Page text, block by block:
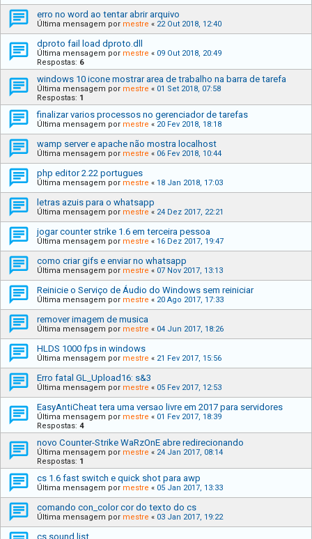
erro no word ao tentar abrir arquivo
Última mensagem por mestre « 22 Out 2018, 12:40
dproto fail load dproto.dll
Última mensagem por mestre « 09 Out 2018, 20:49
Respostas: 6
windows 10 icone mostrar area de trabalho na barra de tarefa
Última mensagem por mestre « 01 Set 2018, 07:58
Respostas: 1
finalizar varios processos no gerenciador de tarefas
Última mensagem por mestre « 20 Fev 2018, 18:18
wamp server e apache não mostra localhost
Última mensagem por mestre « 06 Fev 2018, 10:44
php editor 2.22 portugues
Última mensagem por mestre « 18 Jan 2018, 17:03
letras azuis para o whatsapp
Última mensagem por mestre « 24 Dez 2017, 22:21
jogar counter strike 1.6 em terceira pessoa
Última mensagem por mestre « 16 Dez 2017, 19:47
como criar gifs e enviar no whatsapp
Última mensagem por mestre « 07 Nov 2017, 13:13
Reinicie o Serviço de Áudio do Windows sem reiniciar
Última mensagem por mestre « 20 Ago 2017, 17:33
remover imagem de musica
Última mensagem por mestre « 04 Jun 2017, 18:26
HLDS 1000 fps in windows
Última mensagem por mestre « 21 Fev 2017, 15:56
Erro fatal GL_Upload16: s&3
Última mensagem por mestre « 05 Fev 2017, 12:53
EasyAntiCheat tera uma versao livre em 2017 para servidores
Última mensagem por mestre « 01 Fev 2017, 18:39
Respostas: 4
novo Counter-Strike WaRzOnE abre redirecionando
Última mensagem por mestre « 24 Jan 2017, 08:14
Respostas: 1
cs 1.6 fast switch e quick shot para awp
Última mensagem por mestre « 05 Jan 2017, 13:33
comando con_color cor do texto do cs
Última mensagem por mestre « 03 Jan 2017, 19:22
cs sound list